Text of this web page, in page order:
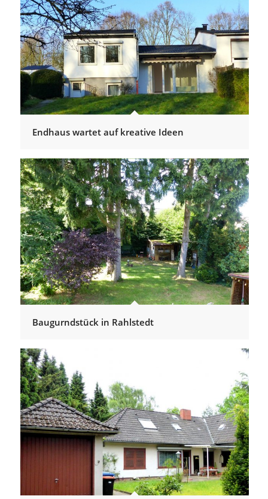
Endhaus wartet auf kreative Ideen
Baugurndstück in Rahlstedt